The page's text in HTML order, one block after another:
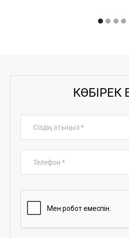
КӨБІРЕК
Сіздің атыңыз*
Телефон *